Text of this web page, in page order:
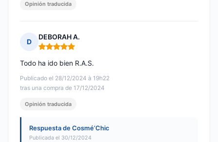
Opinión traducida
D
DEBORAH A.
Nota: 5 de 5
Publicado el 28/12/2024 à 19h22
tras una compra de 17/12/2024
Todo ha ido bien R.A.S.
Opinión traducida
Respuesta de Cosmé’Chic
Publicada el 30/12/2024